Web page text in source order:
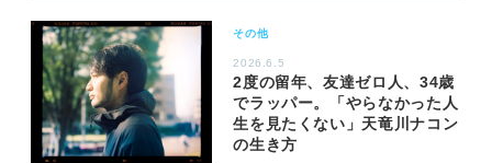
その他
2026.6.5
2度の留年、友達ゼロ人、34歳
でラッパー。「やらなかった人
生を見たくない」天竜川ナコン
の生き方